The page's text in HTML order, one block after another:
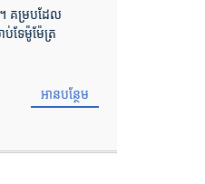
គម្របដែល
ទែម៉ូម៉ែត្រ
អានបន្ថែម